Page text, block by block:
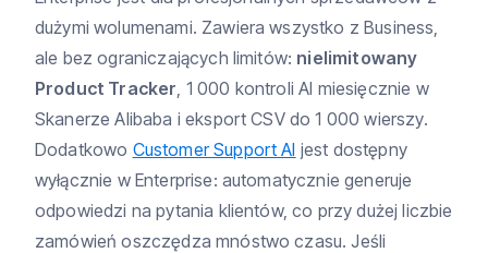
dużymi wolumenami. Zawiera wszystko z Business,
ale bez ograniczających limitów: nielimitowany
Product Tracker, 1 000 kontroli AI miesięcznie w
Skanerze Alibaba i eksport CSV do 1 000 wierszy.
Dodatkowo Customer Support AI jest dostępny
wyłącznie w Enterprise: automatycznie generuje
odpowiedzi na pytania klientów, co przy dużej liczbie
zamówień oszczędza mnóstwo czasu. Jeśli